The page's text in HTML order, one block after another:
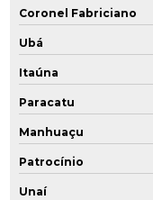
Plano de
Poço de
Poço de
Poço de
Poço de
Coronel Fabriciano
Ubá
Itaúna
Paracatu
Manhuaçu
Patrocínio
Unaí